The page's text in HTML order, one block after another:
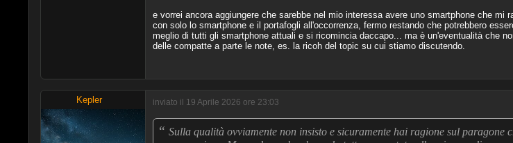
e vorrei ancora aggiungere che sarebbe nel mio interessa avere uno smartphone che
con solo lo smartphone e il portafogli all'occorrenza, fermo restando che potrebbero
meglio di tutti gli smartphone attuali e si ricomincia daccapo... ma è un'eventualità che
delle compatte a parte le note, es. la ricoh del topic su cui stiamo discutendo.
Kepler inviato il 19 Aprile 2026 ore 23:03
“ Sulla qualità ovviamente non insisto e sicuramente hai ragione sul paragone